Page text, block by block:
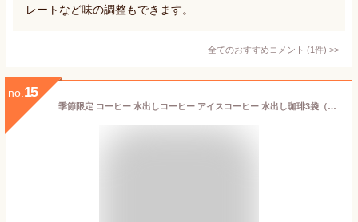
レートなど味の調整もできます。
全てのおすすめコメント (1件) >
no. 15
季節限定 コーヒー 水出しコーヒー アイスコーヒー 水出し珈琲3袋（1袋22個入り×3）セット 無糖 珈琲 コールドブリュー 3時間で完成 ブルックス BROOK'S BROOKS